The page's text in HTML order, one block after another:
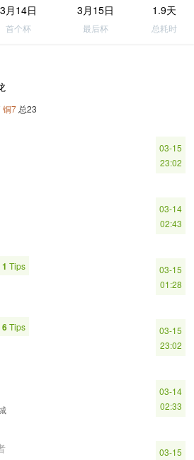
3月14日
首个杯
3月15日
最后杯
1.9天
总耗时
铜7 总23
03-15
23:02
03-14
02:43
1 Tips
03-15
01:28
6Tips
03-15
23:02
03-14
02:33
03-15